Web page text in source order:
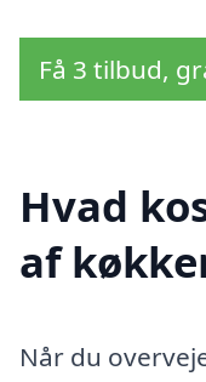
Få 3 tilbud,
Hvad
af
Når du